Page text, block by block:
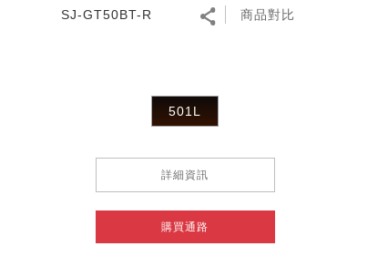
SJ-GT50BT-R 商品對比
501L
詳細資訊
購買通路